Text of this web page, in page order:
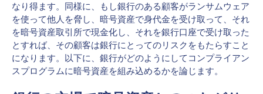
なり得ます。同様に、もし銀行のある顧客がランサムウェア
を使って他人を脅し、暗号資産で身代金を受け取って、それ
を暗号資産取引所で現金化し、それを銀行口座で受け取った
とすれば、その顧客は銀行にとってのリスクをもたらすこと
になります。以下に、銀行がどのようにしてコンプライアン
スプログラムに暗号資産を組み込めるかを論じます。